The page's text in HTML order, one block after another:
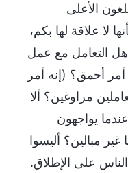
الأعلى
لا علاقة لها بكم،
التعامل مع عمل
أحمق؟ (إنه أمر
مراوغين؟ ألا
يواجهون
غير مبالين؟ أليسوا
على الإطلاق.